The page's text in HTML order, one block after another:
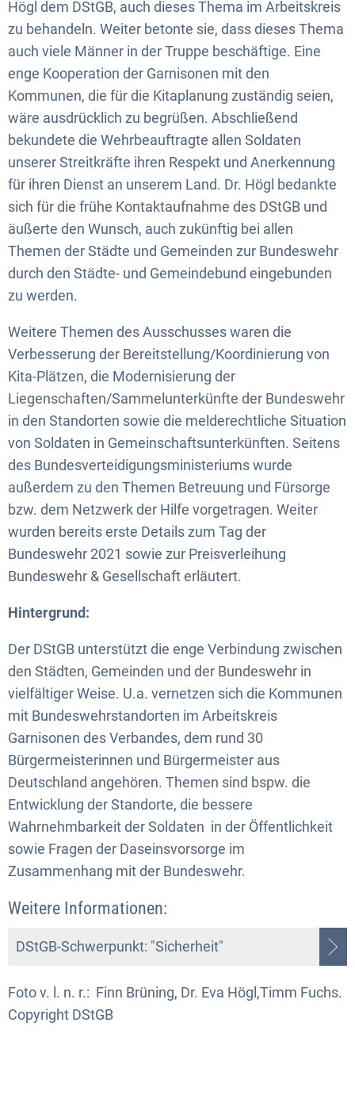
Högl dem DStGB, auch dieses Thema im Arbeitskreis
zu behandeln. Weiter betonte sie, dass dieses Thema
auch viele Männer in der Truppe beschäftige. Eine
enge Kooperation der Garnisonen mit den
Kommunen, die für die Kitaplanung zuständig seien,
wäre ausdrücklich zu begrüßen. Abschließend
bekundete die Wehrbeauftragte allen Soldaten
unserer Streitkräfte ihren Respekt und Anerkennung
für ihren Dienst an unserem Land. Dr. Högl bedankte
sich für die frühe Kontaktaufnahme des DStGB und
äußerte den Wunsch, auch zukünftig bei allen
Themen der Städte und Gemeinden zur Bundeswehr
durch den Städte- und Gemeindebund eingebunden
zu werden.
Weitere Themen des Ausschusses waren die
Verbesserung der Bereitstellung/Koordinierung von
Kita-Plätzen, die Modernisierung der
Liegenschaften/Sammelunterkünfte der Bundeswehr
in den Standorten sowie die melderechtliche Situation
von Soldaten in Gemeinschaftsunterkünften. Seitens
des Bundesverteidigungsministeriums wurde
außerdem zu den Themen Betreuung und Fürsorge
bzw. dem Netzwerk der Hilfe vorgetragen. Weiter
wurden bereits erste Details zum Tag der
Bundeswehr 2021 sowie zur Preisverleihung
Bundeswehr & Gesellschaft erläutert.
Hintergrund:
Der DStGB unterstützt die enge Verbindung zwischen
den Städten, Gemeinden und der Bundeswehr in
vielfältiger Weise. U.a. vernetzen sich die Kommunen
mit Bundeswehrstandorten im Arbeitskreis
Garnisonen des Verbandes, dem rund 30
Bürgermeisterinnen und Bürgermeister aus
Deutschland angehören. Themen sind bspw. die
Entwicklung der Standorte, die bessere
Wahrnehmbarkeit der Soldaten in der Öffentlichkeit
sowie Fragen der Daseinsvorsorge im
Zusammenhang mit der Bundeswehr.
Weitere Informationen:
DStGB-Schwerpunkt: "Sicherheit"
Foto v. l. n. r.: Finn Brüning, Dr. Eva Högl,Timm Fuchs.
Copyright DStGB